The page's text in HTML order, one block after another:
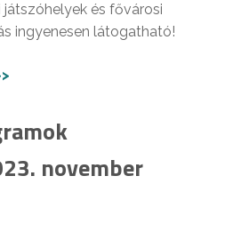
és fővárosi
ingyenesen látogatható!
november